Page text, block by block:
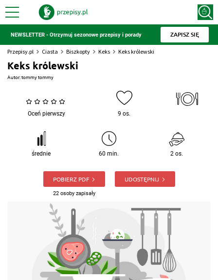
NEWSLETTER - Otrzymuj sezonowe przepisy i porady ZAPISZ SIĘ
Przepisy.pl Ciasta Biszkopty Keks Keks królewski
Keks królewski
Autor:tommy tommy
Oceń pierwszy 9 os.
średnie 60 min. 2 os.
POBIERZ PDF
22 osoby zapisały
UDOSTĘPNIJ